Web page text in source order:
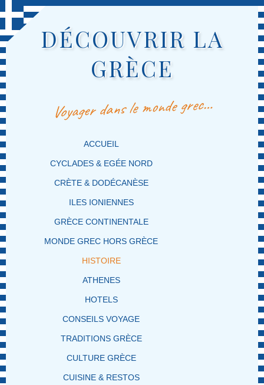
DÉCOUVRIR LA
GRÈCE
Voyager dans le monde grec…
MENU PRINCIPAL
MASQUER LA NAVIGATION PRINCIPALE
MASQUER LA NAVIGATION SECONDAIRE
ACCUEIL
CYCLADES & EGÉE NORD
CRÈTE & DODÉCANÈSE
ILES IONIENNES
GRÈCE CONTINENTALE
MONDE GREC HORS GRÈCE
HISTOIRE
ATHENES
HOTELS
CONSEILS VOYAGE
TRADITIONS GRÈCE
CULTURE GRÈCE
CUISINE & RESTOS